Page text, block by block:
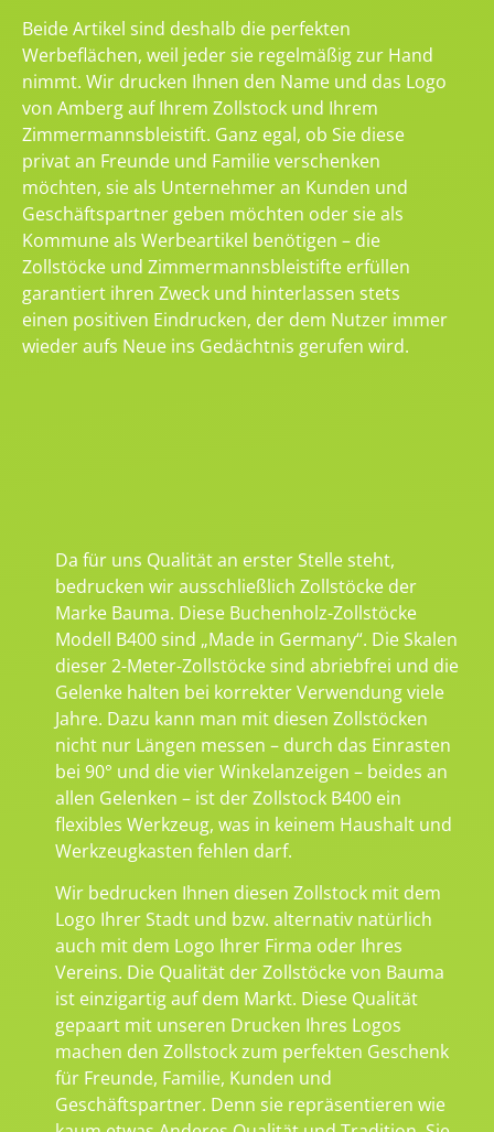
Beide Artikel sind deshalb die perfekten
Werbeflächen, weil jeder sie regelmäßig zur Hand
nimmt. Wir drucken Ihnen den Name und das Logo
von Amberg auf Ihrem Zollstock und Ihrem
Zimmermannsbleistift. Ganz egal, ob Sie diese
privat an Freunde und Familie verschenken
möchten, sie als Unternehmer an Kunden und
Geschäftspartner geben möchten oder sie als
Kommune als Werbeartikel benötigen – die
Zollstöcke und Zimmermannsbleistifte erfüllen
garantiert ihren Zweck und hinterlassen stets
einen positiven Eindrucken, der dem Nutzer immer
wieder aufs Neue ins Gedächtnis gerufen wird.
Da für uns Qualität an erster Stelle steht,
bedrucken wir ausschließlich Zollstöcke der
Marke Bauma. Diese Buchenholz-Zollstöcke
Modell B400 sind „Made in Germany“. Die Skalen
dieser 2-Meter-Zollstöcke sind abriebfrei und die
Gelenke halten bei korrekter Verwendung viele
Jahre. Dazu kann man mit diesen Zollstöcken
nicht nur Längen messen – durch das Einrasten
bei 90° und die vier Winkelanzeigen – beides an
allen Gelenken – ist der Zollstock B400 ein
flexibles Werkzeug, was in keinem Haushalt und
Werkzeugkasten fehlen darf.
Wir bedrucken Ihnen diesen Zollstock mit dem
Logo Ihrer Stadt und bzw. alternativ natürlich
auch mit dem Logo Ihrer Firma oder Ihres
Vereins. Die Qualität der Zollstöcke von Bauma
ist einzigartig auf dem Markt. Diese Qualität
gepaart mit unseren Drucken Ihres Logos
machen den Zollstock zum perfekten Geschenk
für Freunde, Familie, Kunden und
Geschäftspartner. Denn sie repräsentieren wie